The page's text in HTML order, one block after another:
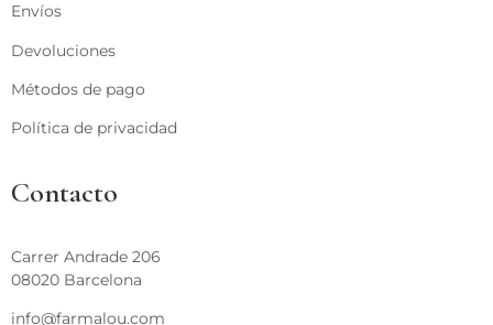
Envíos
Devoluciones
Métodos de pago
Política de privacidad
Contacto
Carrer Andrade 206
08020 Barcelona
info@farmalou.com